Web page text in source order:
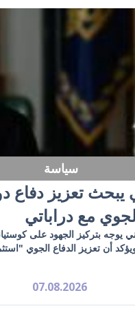
سياسة
يبحث تعزيز دفاع
مع دراباتي
يوجه بتركيز الجهود على
أن تعزيز الدفاع الجوي
07.08.2026